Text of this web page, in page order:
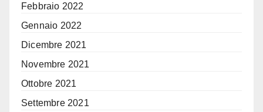
Febbraio 2022
Gennaio 2022
Dicembre 2021
Novembre 2021
Ottobre 2021
Settembre 2021